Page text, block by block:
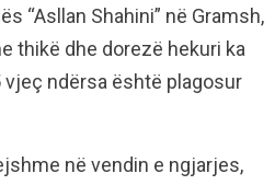
“Asllan Shahini” në Gramsh,
thikë dhe dorezë hekuri ka
vjeç ndërsa është plagosur
në vendin e ngjarjes,